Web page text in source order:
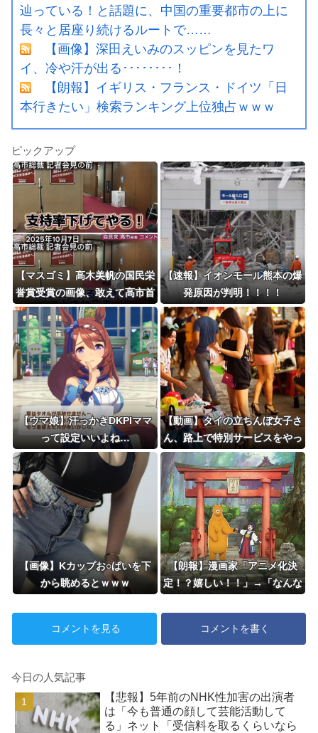
辿っている！と話題に、中国の重要都市の上に
長々と居座り続けるルートで……
【画像】深田えいみのスッピンを見たワ
イ、冷や汗が出る････････！
【朗報】イギリス・フランス・ドイツ「日
本行きたい」検索ランキング上位独占ｗｗｗ
ピックアップ
【マスゴミ】高木美帆の国民栄
誉賞受賞の画像、敢えて高市首
相が写らないよう切り取られる
【速報】イオンモール熊本の爆
発原因が判明！！！！
【ウマ娘】汗っかきDKPIママ
って設定いいよね…
【動画】タイの立ちんぼ女子さ
ん、路上で特別サービスをやっ
てしまうｗｗｗｗｗｗｗ
【画像】Kカップお○ぱいを下
から眺めるとｗｗｗ
【朗報】漫画家「アニメ化決
定！？嬉しい！！」→「なんな
コメントを見る
コメントを書く
今日の人気記事
【悲報】5年前のNHK性加害の出演者
は「今も普通の顔して芸能活動して
る」ネット「受信料を取るくらいなら